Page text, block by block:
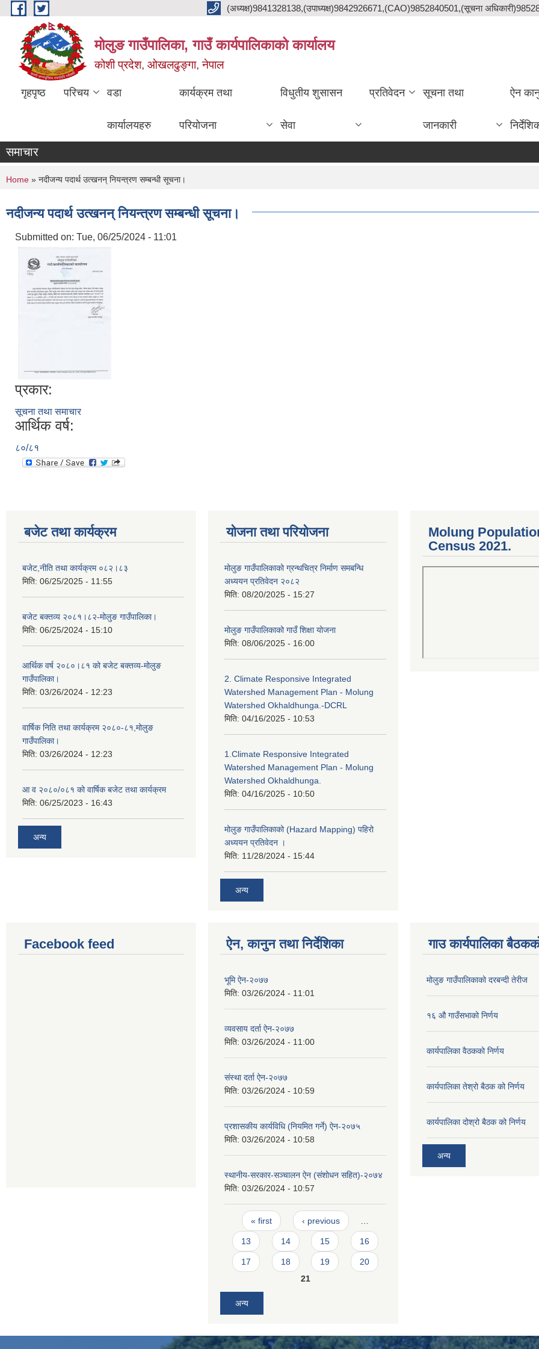
Skip to main content (अध्यक्ष)9841328138,(उपाध्यक्ष)9842926671,(CAO)9852840501,(सूचना
मोलुङ गाउँपालिका, गाउँ कार्यपालिकाको कार्यालय
कोशी प्रदेश, ओखलढुङ्गा, नेपाल
गृहपृष्ठ परिचय वडा
कार्यालयहरु
कार्यक्रम तथा
परियोजना
विधुतीय शुसासन
सेवा
प्रतिवेदन सूचना तथा
जानकारी
ऐन
समाचार
You are here
Home » नदीजन्य पदार्थ उत्खनन् नियन्त्रण सम्बन्धी सूचना।
नदीजन्य पदार्थ उत्खनन् नियन्त्रण सम्बन्धी सूचना।
Submitted on: Tue, 06/25/2024 - 11:01
प्रकार:
सूचना तथा समाचार
आर्थिक वर्ष:
८०/८१
बजेट तथा कार्यक्रम
बजेट,नीति तथा कार्यक्रम ०८२।८३
मिति: 06/25/2025 - 11:55
बजेट बक्तव्य २०८१।८२-मोलुङ गाउँपालिका।
मिति: 06/25/2024 - 15:10
आर्थिक वर्ष २०८०।८१ को बजेट बक्तव्य-मोलुङ
गाउँपालिका।
मिति: 03/26/2024 - 12:23
वार्षिक निति तथा कार्यक्रम २०८०-८१,मोलुङ
गाउँपालिका।
मिति: 03/26/2024 - 12:23
आ व २०८०/०८१ को वार्षिक बजेट तथा कार्यक्रम
मिति: 06/25/2023 - 16:43
अन्य
योजना तथा परियोजना
मोलुङ गाउँपालिकाको ग्रन्थचित्र निर्माण समबन्धि
अध्ययन प्रतिवेदन २०८२
मिति: 08/20/2025 - 15:27
मोलुङ गाउँपालिकाको गाउँ शिक्षा योजना
मिति: 08/06/2025 - 16:00
2. Climate Responsive Integrated
Watershed Management Plan - Molung
Watershed Okhaldhunga.-DCRL
मिति: 04/16/2025 - 10:53
1.Climate Responsive Integrated
Watershed Management Plan - Molung
Watershed Okhaldhunga.
मिति: 04/16/2025 - 10:50
मोलुङ गाउँपालिकाको (Hazard Mapping) पहिरो
अध्ययन प्रतिवेदन ।
मिति: 11/28/2024 - 15:44
अन्य
Molung
Census 2021.
Facebook feed ऐन, कानुन तथा निर्देशिका
भूमि ऐन-२०७७
मिति: 03/26/2024 - 11:01
व्यवसाय दर्ता ऐन-२०७७
मिति: 03/26/2024 - 11:00
संस्था दर्ता ऐन-२०७७
मिति: 03/26/2024 - 10:59
प्रशासकीय कार्यविधि (नियमित गर्ने) ऐन-२०७५
मिति: 03/26/2024 - 10:58
स्थानीय-सरकार-सञ्चालन ऐन (संशोधन सहित)-२०७४
मिति: 03/26/2024 - 10:57
Pages
« first ‹ previous
13 14 15 16
17 18 19
20
21
अन्य
गाउ कार्यपालिका
मोलुङ गाउँपालिकाको दरबन्दी तेरीज
१६ औ गाउँसभाको निर्णय
कार्यपालिका वैठकको निर्णय
कार्यपालिका तेश्रो बैठक को निर्णय
कार्यपालिका दोश्रो बैठक को निर्णय
अन्य